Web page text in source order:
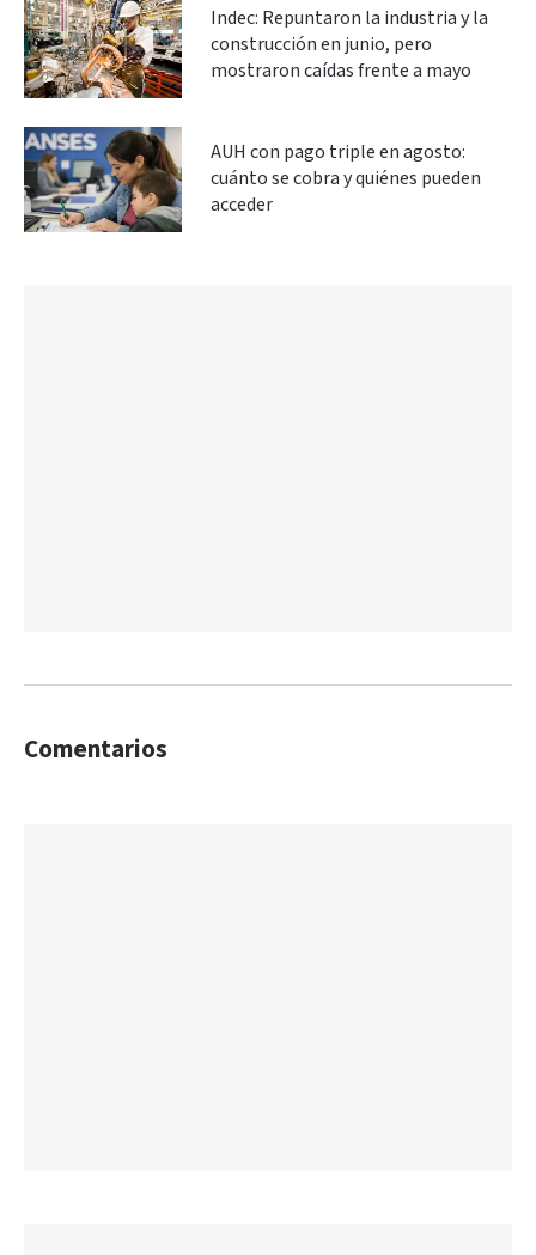
Indec: Repuntaron la industria y la
construcción en junio, pero
mostraron caídas frente a mayo
AUH con pago triple en agosto:
cuánto se cobra y quiénes pueden
acceder
Comentarios